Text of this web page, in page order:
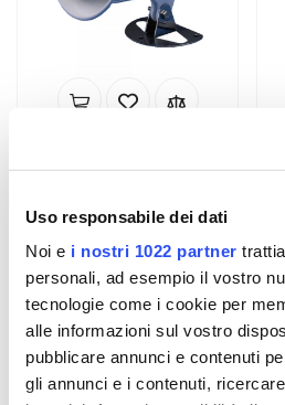
Uso responsabile dei dati
Noi e i nostri 1022 partner
personali, ad esempio il vostro
tecnologie come i cookie per
alle informazioni sul vostro
pubblicare annunci e contenuti
gli annunci e i contenuti,
altoparlante PA/sirena